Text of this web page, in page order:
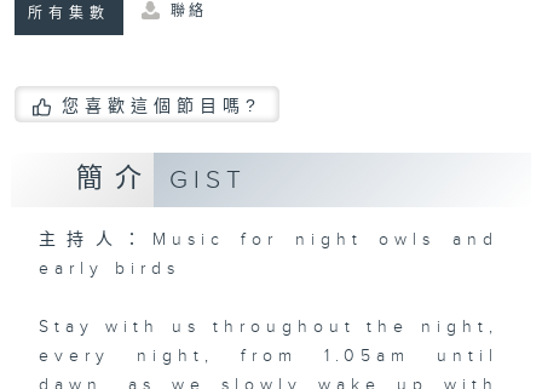
所有集數 聯絡
您喜歡這個節目嗎?
簡介 GIST
主持人：Music for night owls and
early birds
Stay with us throughout the night,
every night, from 1.05am until